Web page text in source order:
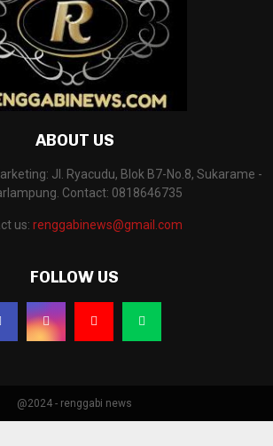
ABOUT US
Jl. Ryacudu, Blok B7-No.8, Sukarame -
Contact: 0818646735
us: renggabinews@gmail.com
FOLLOW US
@2024 - renggabi news